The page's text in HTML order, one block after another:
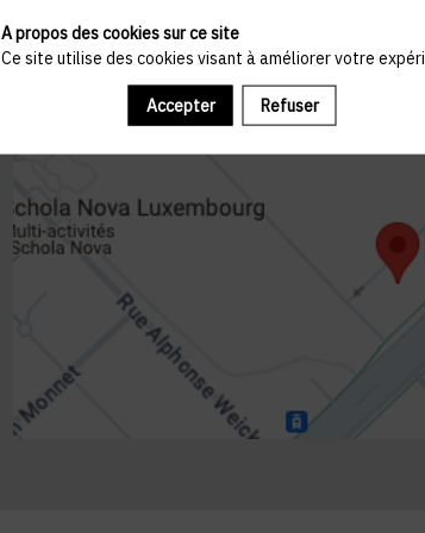
A propos des cookies sur ce site
Ce site utilise des cookies visant à améliorer votre
Accepter Refuser